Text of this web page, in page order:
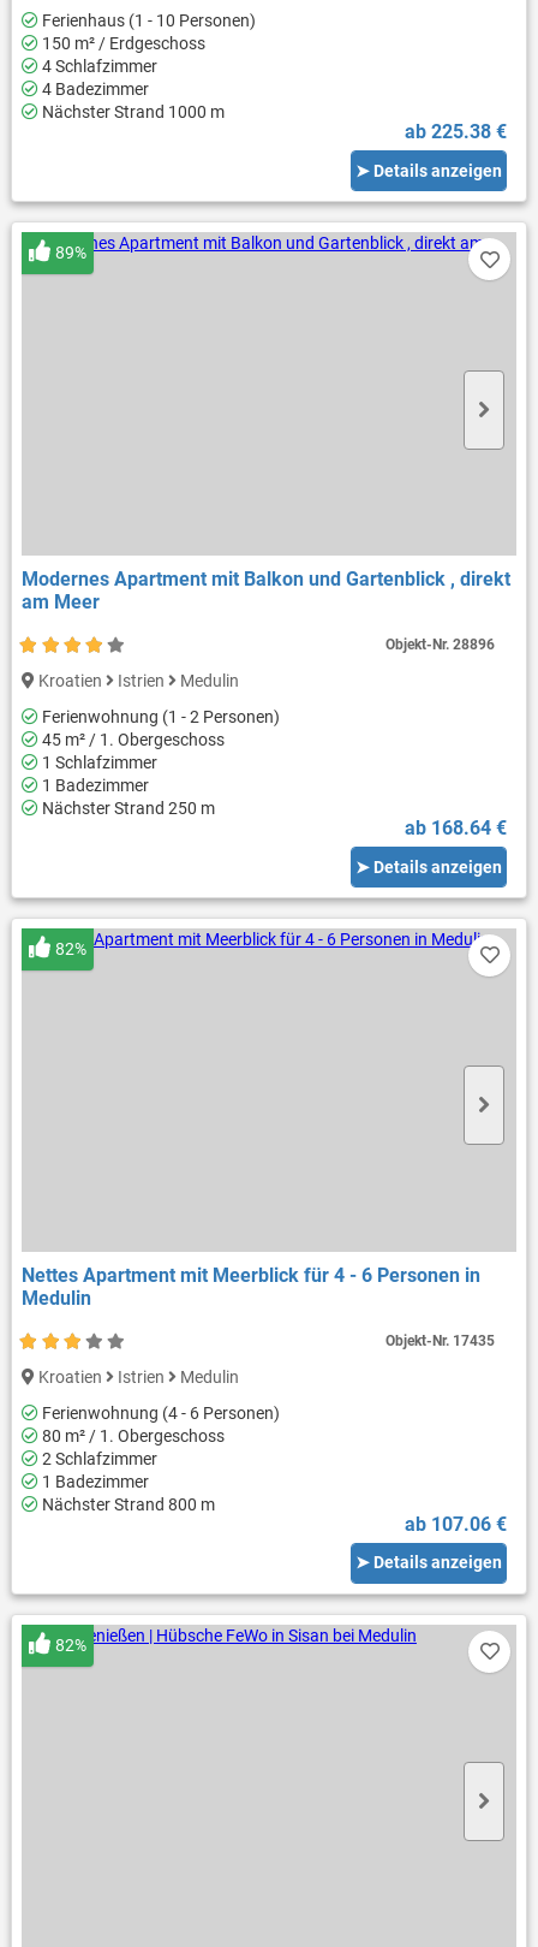
Ferienhaus (1 - 10 Personen)
150 m² / Erdgeschoss
4 Schlafzimmer
4 Badezimmer
Nächster Strand 1000 m
ab 225.38 €
➤ Details anzeigen
Modernes Apartment mit Balkon und Gartenblick , direkt
am Meer
89%
Kroatien Istrien
Medulin
Ferienwohnung (1 - 2 Personen)
45 m² / 1. Obergeschoss
1 Schlafzimmer
1 Badezimmer
Nächster Strand 250 m
ab 168.64 €
➤ Details anzeigen
Objekt-Nr.28896
Nettes Apartment mit Meerblick für 4 - 6 Personen in
Medulin
82%
Kroatien Istrien
Medulin
Ferienwohnung (4 - 6 Personen)
80 m² / 1. Obergeschoss
2 Schlafzimmer
1 Badezimmer
Nächster Strand 800 m
ab 107.06 €
➤ Details anzeigen
Objekt-Nr. 17435
82%